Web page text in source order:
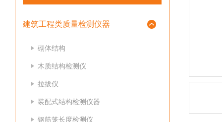
建筑工程类质量检测仪器
砌体结构
木质结构检测仪
拉拔仪
装配式结构检测仪器
钢筋笼长度检测仪